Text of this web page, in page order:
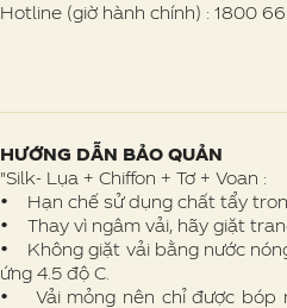
Hotline (giờ hành chính) : 1800
HƯỚNG DẪN BẢO QUẢN
"Silk- Lụa + Chiffon + Tơ + Voan :
• Hạn chế sử dụng chất tẩy
• Thay vì ngâm vải, hãy giặt
• Không giặt vải bằng nước
ứng 4.5 độ C.
• Vải mỏng nên chỉ được bóp